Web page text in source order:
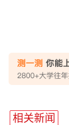
相关新闻